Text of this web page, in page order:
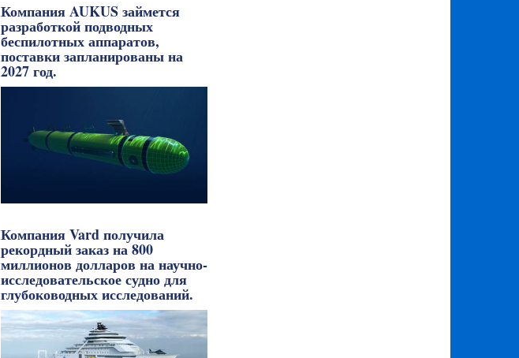
Компания AUKUS займется
разработкой подводных
беспилотных аппаратов,
поставки запланированы на
2027 год.
Компания Vard получила
рекордный заказ на 800
миллионов долларов на научно-
исследовательское судно для
глубоководных исследований.